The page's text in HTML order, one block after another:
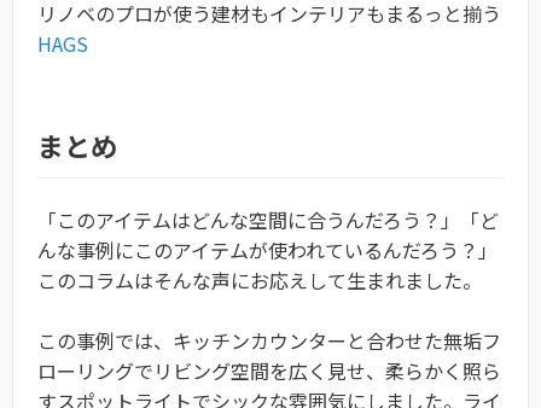
リノベのプロが使う建材もインテリアもまるっと揃う
HAGS
まとめ
「このアイテムはどんな空間に合うんだろう？」「ど
んな事例にこのアイテムが使われているんだろう？」
このコラムはそんな声にお応えして生まれました。
この事例では、キッチンカウンターと合わせた無垢フ
ローリングでリビング空間を広く見せ、柔らかく照ら
すスポットライトでシックな雰囲気にしました。ライ